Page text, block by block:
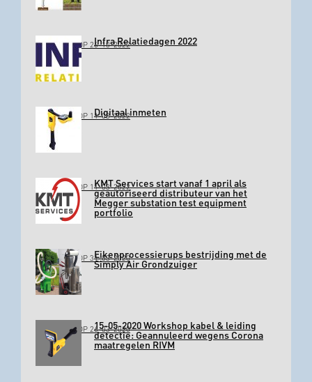
GEPLAATST OP 26-10-2022Infra Relatiedagen 2022
GEPLAATST OP 11-03-2022Digitaal inmeten
GEPLAATST OP 11-03-2022KMT Services start vanaf 1 april als
geautoriseerd distributeur van het
Megger substation test equipment
portfolio
GEPLAATST OP 31-03-2020Eikenprocessierups bestrijding met de
Simply Air Grondzuiger
GEPLAATST OP 26-03-202015-05-2020 Workshop kabel & leiding
detectie: Geannuleerd wegens Corona
maatregelen RIVM